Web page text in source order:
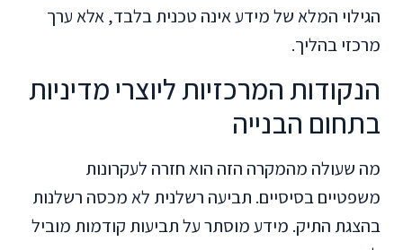
הגילוי המלא של מידע אינה טכנית בלבד, אלא ערך
מרכזי בהליך.
הנקודות המרכזיות ליוצרי מדיניות
בתחום הבנייה
מה שעולה מהמקרה הזה הוא חזרה לעקרונות
משפטיים בסיסיים. תביעה רשלנית לא מכסה רשלנות
בהצגת התיק. מידע מוסתר על תביעות קודמות מוביל